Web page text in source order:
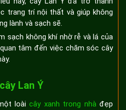
trang trí nội thất và giúp không
lành và sạch sẽ.
sạch không khí nhờ rễ và lá của
tâm đến việc chăm sóc cây
Lan Ý
loàicây xanh trong nhàđẹp